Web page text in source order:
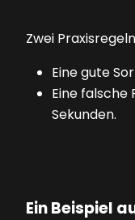
Zwei
Eine gute
Eine
Sekunden.
Ein Beispiel